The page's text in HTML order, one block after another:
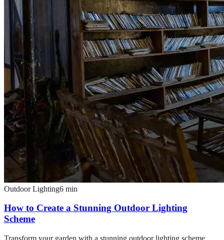
Outdoor Lighting6 min
How to Create a Stunning Outdoor Lighting
Scheme
Transform your garden with a stunning outdoor lighting scheme.